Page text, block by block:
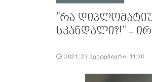
"რა
სკანდალი?!" -
2021, 23 სექტემბერი, 11:30